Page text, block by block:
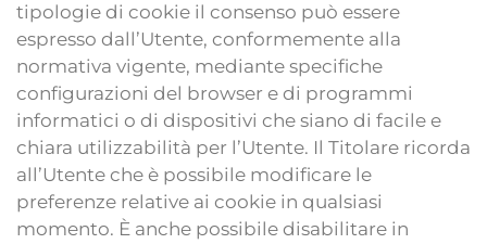
tipologie di cookie il consenso può essere
espresso dall’Utente, conformemente alla
normativa vigente, mediante specifiche
configurazioni del browser e di programmi
informatici o di dispositivi che siano di facile e
chiara utilizzabilità per l’Utente. Il Titolare ricorda
all’Utente che è possibile modificare le
preferenze relative ai cookie in qualsiasi
momento. È anche possibile disabilitare in